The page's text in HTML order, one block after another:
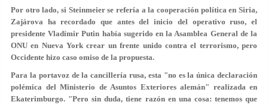
Por otro lado, si Steinmeier se refería a la cooperación política en Siria,
Zajárova ha recordado que antes del inicio del operativo ruso, el
presidente Vladímir Putin había sugerido en la Asamblea General de la
ONU en Nueva York crear un frente unido contra el terrorismo, pero
Occidente hizo caso omiso de la propuesta.
Para la portavoz de la cancillería rusa, esta "no es la única declaración
polémica del Ministerio de Asuntos Exteriores alemán" realizada en
Ekaterimburgo. "Pero sin duda, tiene razón en una cosa: tenemos que